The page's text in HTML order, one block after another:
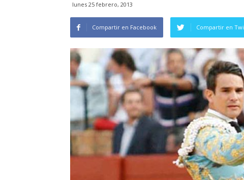
lunes 25 febrero, 2013
Compartir en Facebook Compartir en